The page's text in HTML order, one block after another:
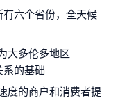
六个省份，全天候
大多伦多地区
的基础
度的商户和消费者提